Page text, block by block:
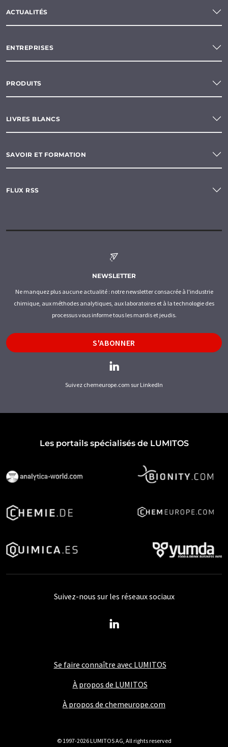
ACTUALITÉS
ENTREPRISES
PRODUITS
LIVRES BLANCS
SAVOIR ET FORMATION
FLUX RSS
NEWSLETTER
Ne manquez plus aucune actualité : notre newsletter consacrée à l'industrie
chimique, aux méthodes analytiques, aux laboratoires et à la technologie des
processus vous informe tous les mardis et jeudis.
S'ABONNER
Suivez chemeurope.com sur LinkedIn
Les portails spécialisés de LUMITOS
Se faire connaître avec LUMITOS
À propos de LUMITOS
À propos de chemeurope.com
Suivez-nous sur les réseaux sociaux
© 1997-2026 LUMITOS AG, All rights reserved